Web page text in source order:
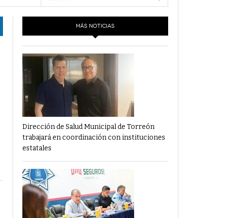
Financiamiento’ Por PC29
‘La Laguna: Bomba De Tiempo Por Falta De
Planeación’ Por PC29
‘Las Corrupciones, Sus Formas Y Efectos’ Por
PC29- 7 mayo, 2021
MÁS NOTICIAS
Dirección de Salud Municipal de Torreón
trabajará en coordinación con instituciones
estatales